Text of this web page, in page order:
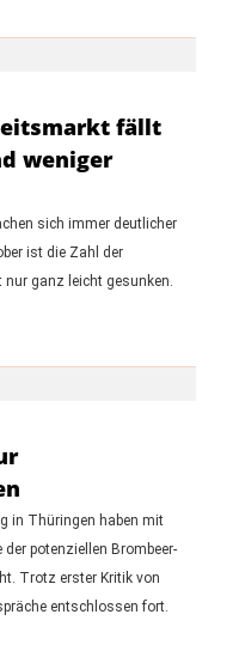
fällt
weniger
sich immer deutlicher
ist die Zahl der
ganz leicht gesunken.
in Thüringen haben mit
potenziellen Brombeer-
Trotz erster Kritik von
entschlossen fort.